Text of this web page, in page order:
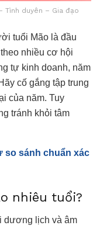
Tình duyên – Gia đạo
tuổi Mão là đầu
nhiều cơ hội
tự kinh doanh, năm
cố gắng tập trung
của năm. Tuy
tránh khỏi tâm
so sánh chuẩn xác
nhiêu tuổi?
dương lịch và âm